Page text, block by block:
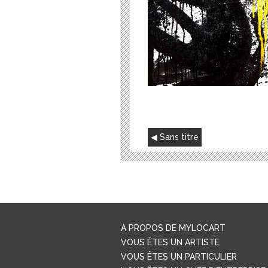
NAVIGATION
DE
L’ARTICLE
Sans titre
A PROPOS DE MYLOCART
VOUS ÊTES UN ARTISTE
VOUS ÊTES UN PARTICULIER